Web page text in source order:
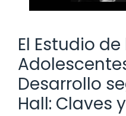
El Estudio de
Desarrollo
Hall: Claves